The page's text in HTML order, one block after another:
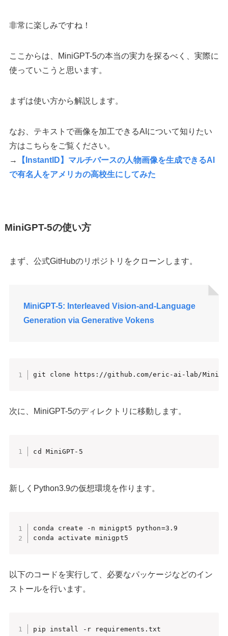
非常に楽しみですね！
ここからは、MiniGPT-5の本当の実力を探るべく、実際に
使っていこうと思います。
まずは使い方から解説します。
なお、テキストで画像を加工できるAIについて知りたい
方はこちらをご覧ください。
→
【InstantID】マルチバースの人物画像を生成できるAI
で有名人をアメリカの高校生にしてみた
MiniGPT-5の使い方
まず、公式GitHubのリポジトリをクローンします。
MiniGPT-5: Interleaved Vision-and-Language
Generation via Generative Vokens
git clone https://github.com/eric-ai-lab/
次に、MiniGPT-5のディレクトリに移動します。
cd MiniGPT-5
新しくPython3.9の仮想環境を作ります。
conda create -n minigpt5 python=3.9
conda activate minigpt5
以下のコードを実行して、必要なパッケージなどのイン
ストールを行います。
pip install -r requirements.txt